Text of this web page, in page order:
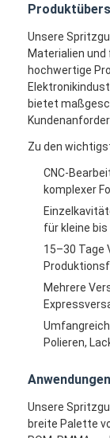
Unsere
Materialien
hochwertige
bietet
Zu den
CNC-
komplexer
für kleine
15–30 Tage
Mehrere
Polieren,
Unsere
breite Palette